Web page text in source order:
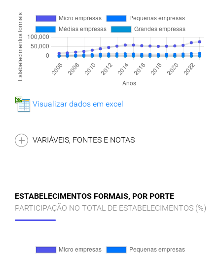
Visualizar dados em excel
VARIÁVEIS, FONTES E NOTAS
ESTABELECIMENTOS FORMAIS, POR PORTE
PARTICIPAÇÃO NO TOTAL DE ESTABELECIMENTOS (%)